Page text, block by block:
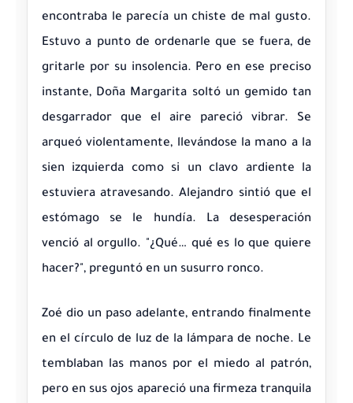
encontraba le parecía un chiste de mal gusto.
Estuvo a punto de ordenarle que se fuera, de
gritarle por su insolencia. Pero en ese preciso
instante, Doña Margarita soltó un gemido tan
desgarrador que el aire pareció vibrar. Se
arqueó violentamente, llevándose la mano a la
sien izquierda como si un clavo ardiente la
estuviera atravesando. Alejandro sintió que el
estómago se le hundía. La desesperación
venció al orgullo. "¿Qué… qué es lo que quiere
hacer?", preguntó en un susurro ronco.
Zoé dio un paso adelante, entrando finalmente
en el círculo de luz de la lámpara de noche. Le
temblaban las manos por el miedo al patrón,
pero en sus ojos apareció una firmeza tranquila